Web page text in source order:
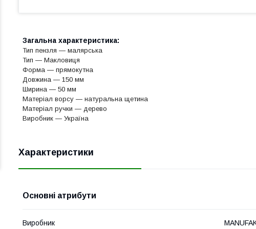
Загальна характеристика:
Тип пензля — малярська
Тип — Макловиця
Форма ― прямокутна
Довжина — 150 мм
Ширина ― 50 мм
Матеріал ворсу — натуральна щетина
Матеріал ручки — дерево
Виробник — Україна
Характеристики
Основні атрибути
Виробник